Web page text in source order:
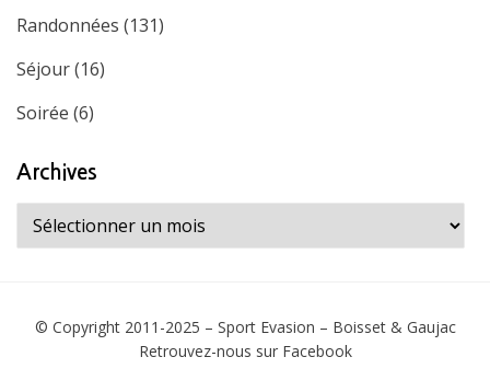
Randonnées (131)
Séjour(16)
Soirée (6)
Archives
Archives
© Copyright 2011-2025 – Sport Evasion – Boisset & Gaujac
Retrouvez-nous sur Facebook